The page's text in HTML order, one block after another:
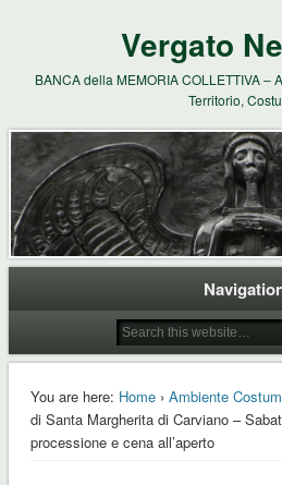
Vergato
BANCA della MEMORIA COLLETTIVA –
Territorio,
You are here: Home› Ambiente
di Santa Margherita di Carviano –
processione e cena all’aperto